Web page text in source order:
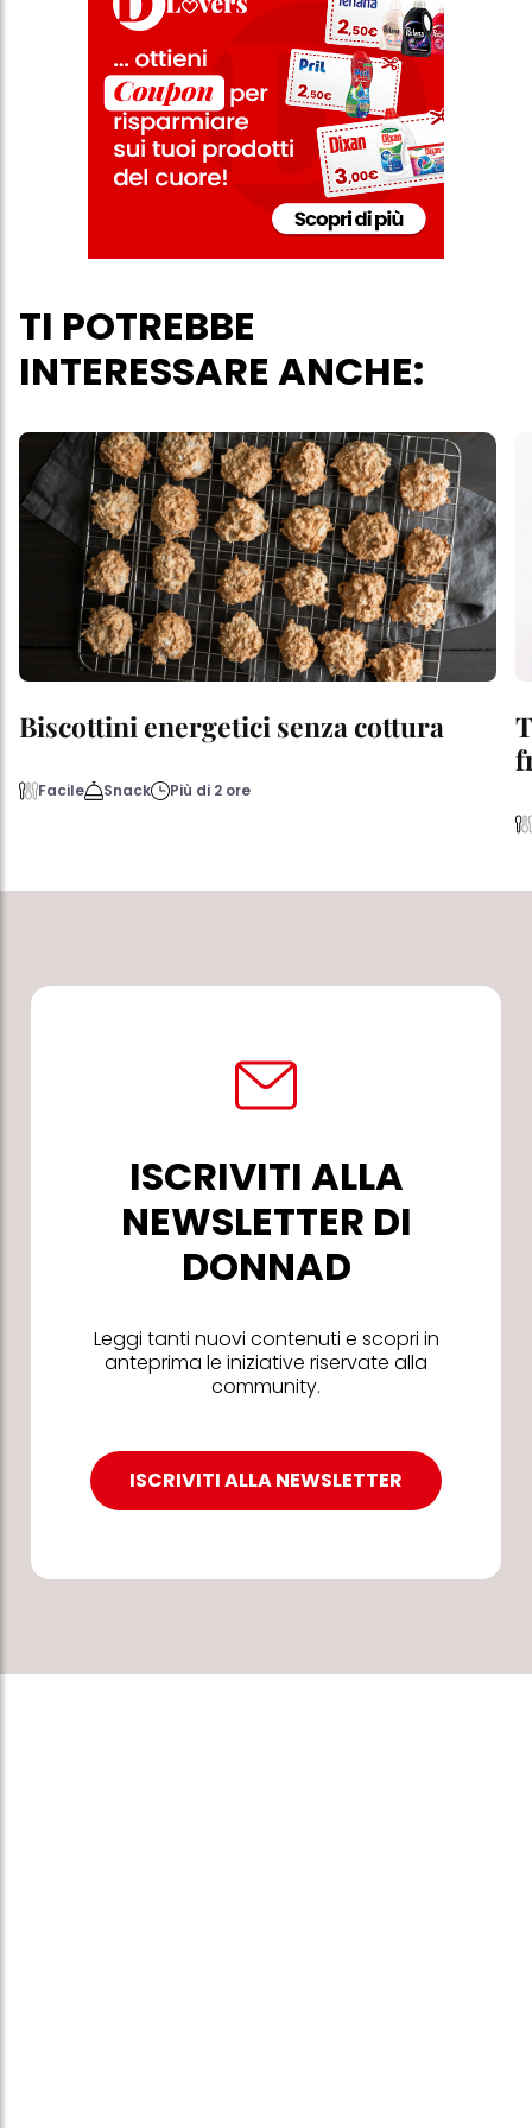
TI POTREBBE
INTERESSARE ANCHE:
Biscottini energetici senza cottura
Facile Snack Più di 2 ore
ISCRIVITI ALLA
NEWSLETTER DI
DONNAD
Leggi tanti nuovi contenuti e scopri in
anteprima le iniziative riservate alla
community.
ISCRIVITI ALLA NEWSLETTER
trattamento dei tuoi dati / sull'uso dei cookie e consentirli per uno o
più degli scopi sopra menzionati. Cliccando su "Accetta tutto",
acconsenti all'uso dei cookie e al trattamento dei tuoi dati
personali per tutte le finalità sopra indicate. Se fai clic su "Rifiuta",
verranno utilizzati solo i cookie tecnicamente necessari per fornirti
questo sito web.